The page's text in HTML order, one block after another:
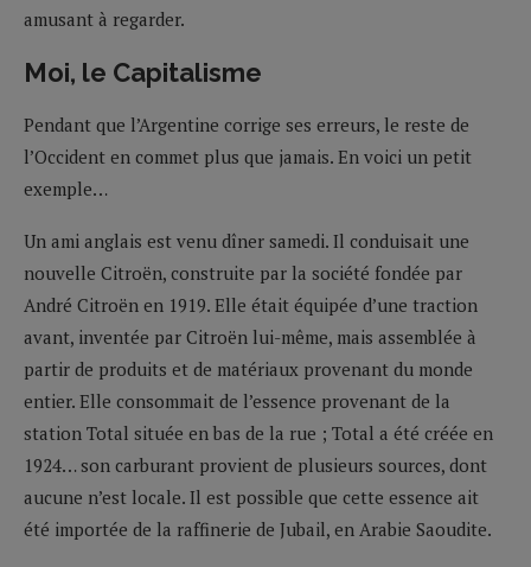
amusant à regarder.
Moi, le Capitalisme
Pendant que l’Argentine corrige ses erreurs, le reste de
l’Occident en commet plus que jamais. En voici un petit
exemple…
Un ami anglais est venu dîner samedi. Il conduisait une
nouvelle Citroën, construite par la société fondée par
André Citroën en 1919. Elle était équipée d’une traction
avant, inventée par Citroën lui-même, mais assemblée à
partir de produits et de matériaux provenant du monde
entier. Elle consommait de l’essence provenant de la
station Total située en bas de la rue ; Total a été créée en
1924… son carburant provient de plusieurs sources, dont
aucune n’est locale. Il est possible que cette essence ait
été importée de la raffinerie de Jubail, en Arabie Saoudite.